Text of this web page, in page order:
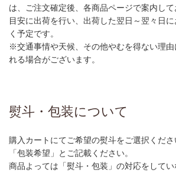
は、ご注文確定後、各商品ページで案内し
目安に出荷を行い、出荷した翌日～翌々日
く予定です。
※交通事情や天候、その他やむを得ない理
れる場合がございます。
熨斗・包装について
購入カートにてご希望の熨斗をご選択くだ
「包装希望」とご記載ください。
商品よっては「熨斗・包装」の対応をして